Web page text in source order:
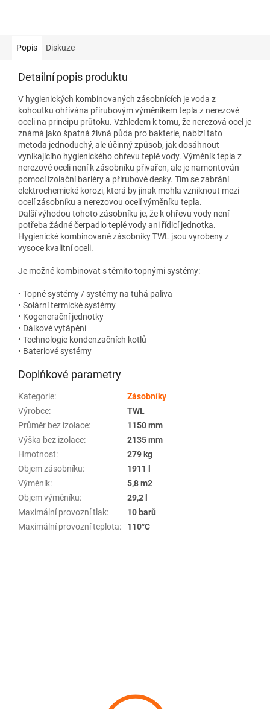
Popis Diskuze
Detailní popis produktu
V hygienických kombinovaných zásobnících je voda z
kohoutku ohřívána přírubovým výměníkem tepla z nerezové
oceli na principu průtoku. Vzhledem k tomu, že nerezová ocel je
známá jako špatná živná půda pro bakterie, nabízí tato
metoda jednoduchý, ale účinný způsob, jak dosáhnout
vynikajícího hygienického ohřevu teplé vody. Výměník tepla z
nerezové oceli není k zásobníku přivařen, ale je namontován
pomocí izolační bariéry a přírubové desky. Tím se zabrání
elektrochemické korozi, která by jinak mohla vzniknout mezi
ocelí zásobníku a nerezovou ocelí výměníku tepla.
Další výhodou tohoto zásobníku je, že k ohřevu vody není
potřeba žádné čerpadlo teplé vody ani řídicí jednotka.
Hygienické kombinované zásobníky TWL jsou vyrobeny z
vysoce kvalitní oceli.
Je možné kombinovat s těmito topnými systémy:
• Topné systémy / systémy na tuhá paliva
• Solární termické systémy
• Kogenerační jednotky
• Dálkové vytápění
• Technologie kondenzačních kotlů
• Bateriové systémy
Doplňkové parametry
Kategorie:
Zásobníky
Výrobce:
TWL
Průměr bez izolace:
1150 mm
Výška bez izolace:
2135 mm
Hmotnost:
279 kg
Objem zásobníku:
1911 l
Výměník:
5,8 m2
Objem výměníku:
29,2 l
Maximální provozní tlak:
10 barů
Maximální provozní teplota: 110°C